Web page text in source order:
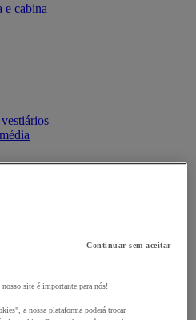
e cabina
industriais
Continuar sem aceitar
site é importante para nós!
a nossa plataforma poderá trocar